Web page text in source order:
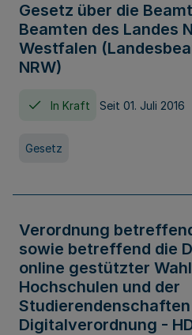
Gesetz über die
Beamten des Landes
Westfalen
NRW)
In Kraft Seit 01. Juli 2016
Gesetz
Verordnung
sowie betreffend die
online gestützter
Hochschulen und der
Digitalverordnung -